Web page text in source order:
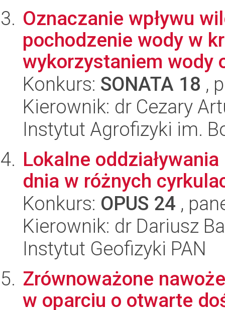
Oznaczanie wpływu
pochodzenie wody w
wykorzystaniem wody
Konkurs: SONATA 18 ,
Kierownik: dr Cezary
Instytut Agrofizyki im.
Lokalne
dnia w różnych
Konkurs: OPUS 24 ,
Kierownik: dr Dariusz
Instytut Geofizyki PAN
Zrównoważone
w oparciu o otwarte